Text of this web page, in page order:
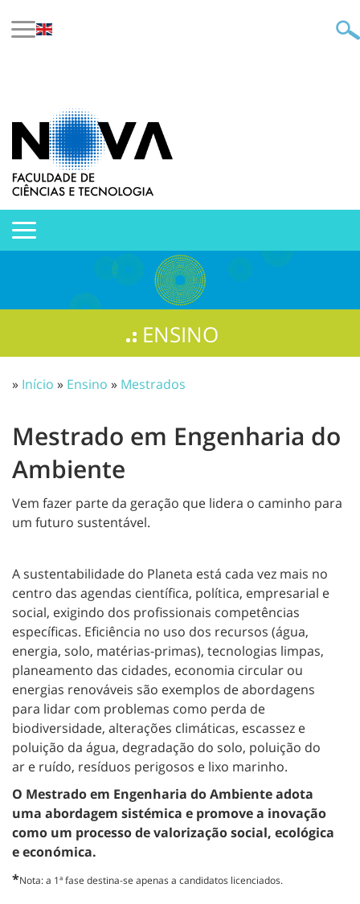
ENSINO
» Início » Ensino » Mestrados
Mestrado em Engenharia do
Ambiente
Vem fazer parte da geração que lidera o caminho para
um futuro sustentável.
A sustentabilidade do Planeta está cada vez mais no
centro das agendas científica, política, empresarial e
social, exigindo dos profissionais competências
específicas. Eficiência no uso dos recursos (água,
energia, solo, matérias-primas), tecnologias limpas,
planeamento das cidades, economia circular ou
energias renováveis são exemplos de abordagens
para lidar com problemas como perda de
biodiversidade, alterações climáticas, escassez e
poluição da água, degradação do solo, poluição do
ar e ruído, resíduos perigosos e lixo marinho.
O Mestrado em Engenharia do Ambiente adota
uma abordagem sistémica e promove a inovação
como um processo de valorização social, ecológica
e económica.
*Nota: a 1ª fase destina-se apenas a candidatos licenciados.